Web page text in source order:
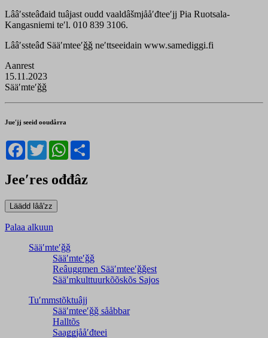
Lââʹssteâđaid tuâjast oudd vaaldâšmjååʹđteeʹjj Pia Ruotsala-
Kangasniemi teʹl. 010 839 3106.
Lââʹssteâđ Sääʹmteeʹǧǧ neʹttseeidain www.samediggi.fi
Aanrest
15.11.2023
Sääʹmteʹǧǧ
Jueʹjj seeid ooudårra
Facebook
TwitterWhatsApp
Jeeʹres ođđâz
Palaa alkuun
Sääʹmteʹǧǧ
Sääʹmteʹǧǧ
Reâuggmen Sääʹmteeʹǧǧest
Sääʹmkulttuurkõõskõs Sajos
Tuʹmmstõktuâjj
Sääʹmteeʹǧǧ sååbbar
Halltõs
Saaǥǥjååʹđteei